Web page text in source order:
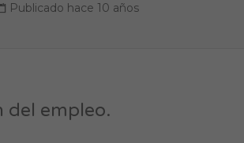
Publicado hace 10 años
del empleo.